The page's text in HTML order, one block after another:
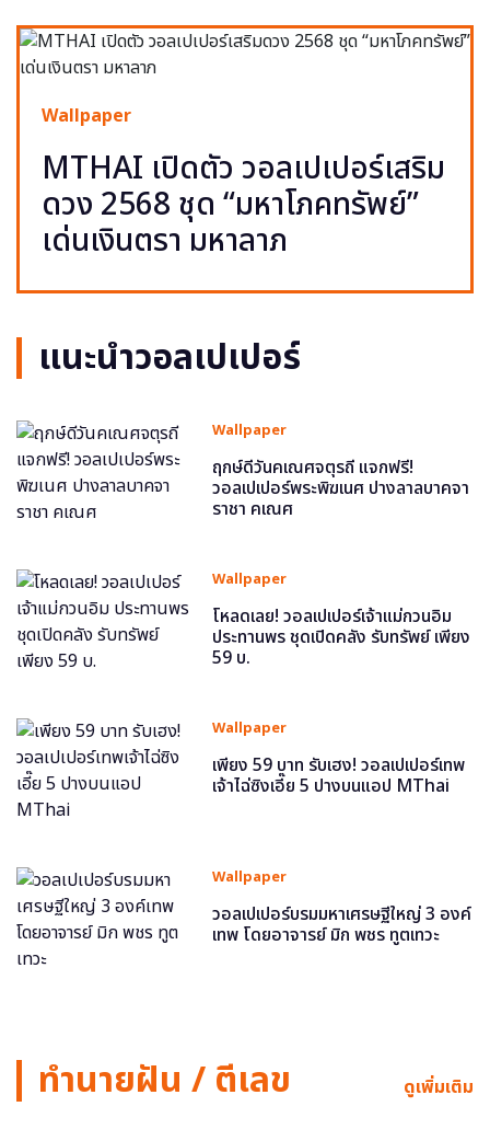
Wallpaper
MTHAI เปิดตัว วอลเปเปอร์เสริม
ดวง 2568 ชุด “มหาโภคทรัพย์”
เด่นเงินตรา มหาลาภ
แนะนำวอลเปเปอร์
Wallpaper
ฤกษ์ดีวันคเณศจตุรถี แจกฟรี!
วอลเปเปอร์พระพิฆเนศ ปางลาลบาคจา
ราชา คเณศ
Wallpaper
โหลดเลย! วอลเปเปอร์เจ้าแม่กวนอิม
ประทานพร ชุดเปิดคลัง รับทรัพย์ เพียง
59 บ.
Wallpaper
เพียง 59 บาท รับเฮง! วอลเปเปอร์เทพ
เจ้าไฉ่ซิงเอี๊ย 5 ปางบนแอป MThai
Wallpaper
วอลเปเปอร์บรมมหาเศรษฐีใหญ่ 3 องค์
เทพ โดยอาจารย์ มิก พชร ทูตเทวะ
ทำนายฝัน / ตีเลข ดูเพิ่มเติม